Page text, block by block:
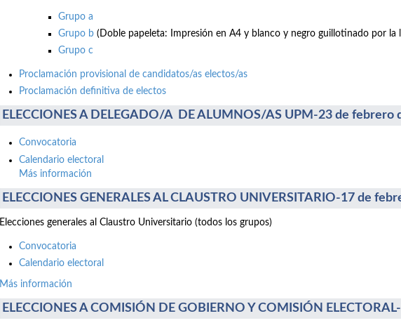
Grupo a
Grupo b (Doble papeleta: Impresión en A4 y blanco y negro guillotinado por la
Grupo c
Proclamación provisional de candidatos/as electos/as
Proclamación definitiva de electos
ELECCIONES A DELEGADO/A DE ALUMNOS/AS UPM-23 de febrero
Convocatoria
Calendario electoral
Más información
ELECCIONES GENERALES AL CLAUSTRO UNIVERSITARIO-17 de
Elecciones generales al Claustro Universitario (todos los grupos)
Convocatoria
Calendario electoral
Más información
ELECCIONES A COMISIÓN DE GOBIERNO Y COMISIÓN